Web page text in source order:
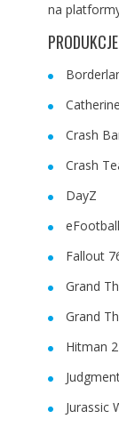
na
Crash
Crash
DayZ
Fallout
Grand
Grand
Hitman 2
Jurassic